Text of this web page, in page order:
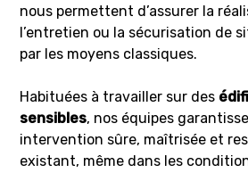
nous permettent d’assurer la
l’entretien ou la sécurisation de
par les moyens classiques.
Habituées à travailler sur des
sensibles, nos équipes
intervention sûre, maîtrisée et
existant, même dans les